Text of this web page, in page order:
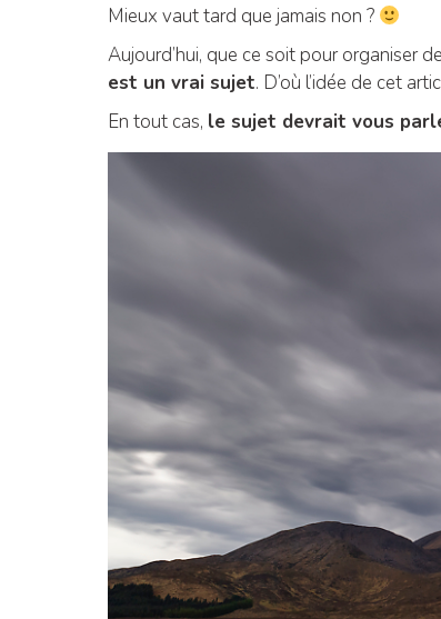
Mieux vaut tard que jamais non ?
Aujourd’hui, que ce soit pour organiser
est un vrai sujet. D’où l’idée de cet
En tout cas, le sujet devrait vous